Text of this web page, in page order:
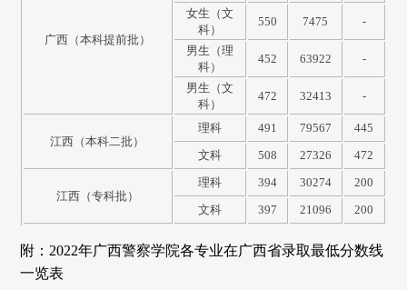
广西（本科提前批）
女生（文
科）
550 7475 -
男生（理
科）
452 63922 -
男生（文
科）
472 32413 -
江西（本科二批）
理科 491 79567
445
文科
508 27326 472
江西（专科批）
理科 394 30274
200
文科
397 21096 200
附：2022年广西警察学院各专业在广西省录取最低分数线
一览表